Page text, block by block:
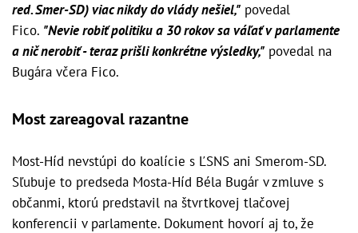
red. Smer-SD) viac nikdy do vlády nešiel," povedal
Fico. "Nevie robiť politiku a 30 rokov sa váľať v parlamente
a nič nerobiť - teraz prišli konkrétne výsledky," povedal na
Bugára včera Fico.
Most zareagoval razantne
Most-Híd nevstúpi do koalície s ĽSNS ani Smerom-SD.
Sľubuje to predseda Mosta-Híd Béla Bugár v zmluve s
občanmi, ktorú predstavil na štvrtkovej tlačovej
konferencii v parlamente. Dokument hovorí aj to, že